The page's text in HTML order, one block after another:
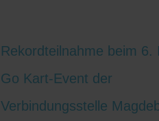
Rekordteilnahme beim 6.
Go Kart-Event der
Verbindungsstelle